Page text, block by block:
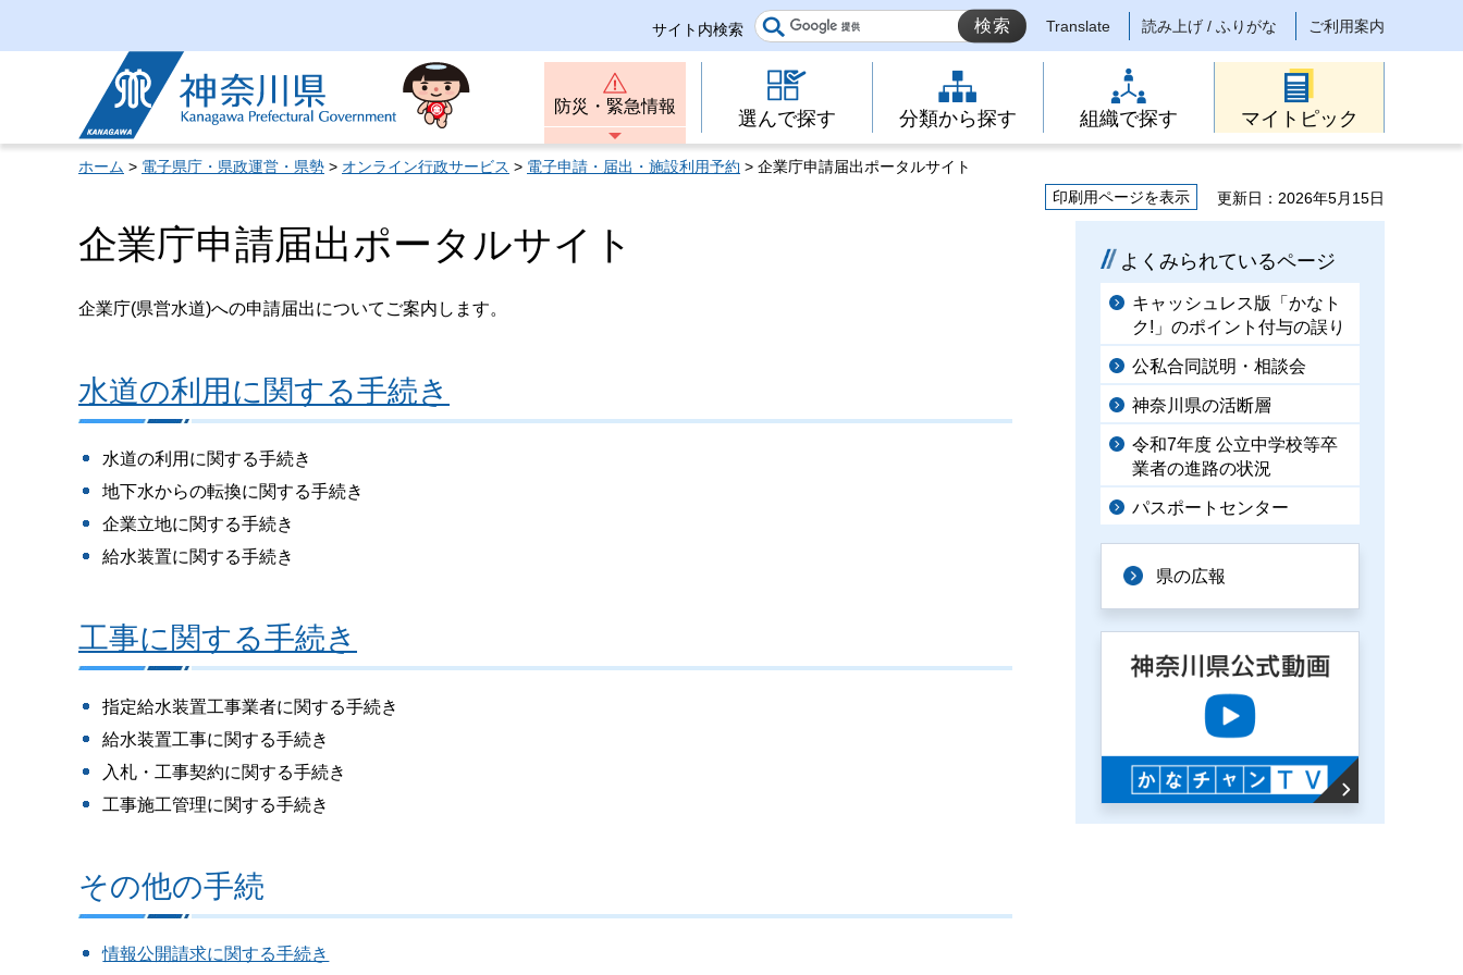
サイト内検索 Translate 読み上げ / ふりがな ご利用案内
神奈川県
防災・緊急情報
選んで探す 分類から探す 組織で探す マイトピック
ホーム > 電子県庁・県政運営・県勢 > オンライン行政サービス > 電子申請・届出・施設利用予約 > 企業庁申請届出ポータルサイト
印刷用ページを表示
更新日：2026年5月15日
企業庁申請届出ポータルサイト
企業庁(県営水道)への申請届出についてご案内します。
水道の利用に関する手続き
水道の利用に関する手続き
地下水からの転換に関する手続き
企業立地に関する手続き
給水装置に関する手続き
工事に関する手続き
指定給水装置工事業者に関する手続き
給水装置工事に関する手続き
入札・工事契約に関する手続き
工事施工管理に関する手続き
その他の手続
情報公開請求に関する手続き
よくみられているページ
キャッシュレス版「かなト
ク!」のポイント付与の誤り
公私合同説明・相談会
神奈川県の活断層
令和7年度 公立中学校等卒
業者の進路の状況
パスポートセンター
県の広報